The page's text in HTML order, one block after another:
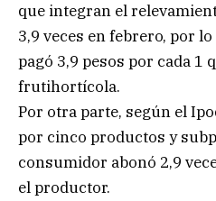
que integran el
3,9 veces en febrero, por
pagó 3,9 pesos por cada
frutihortícola.
Por otra parte, según el
por cinco productos y
consumidor abonó 2,9
el productor.